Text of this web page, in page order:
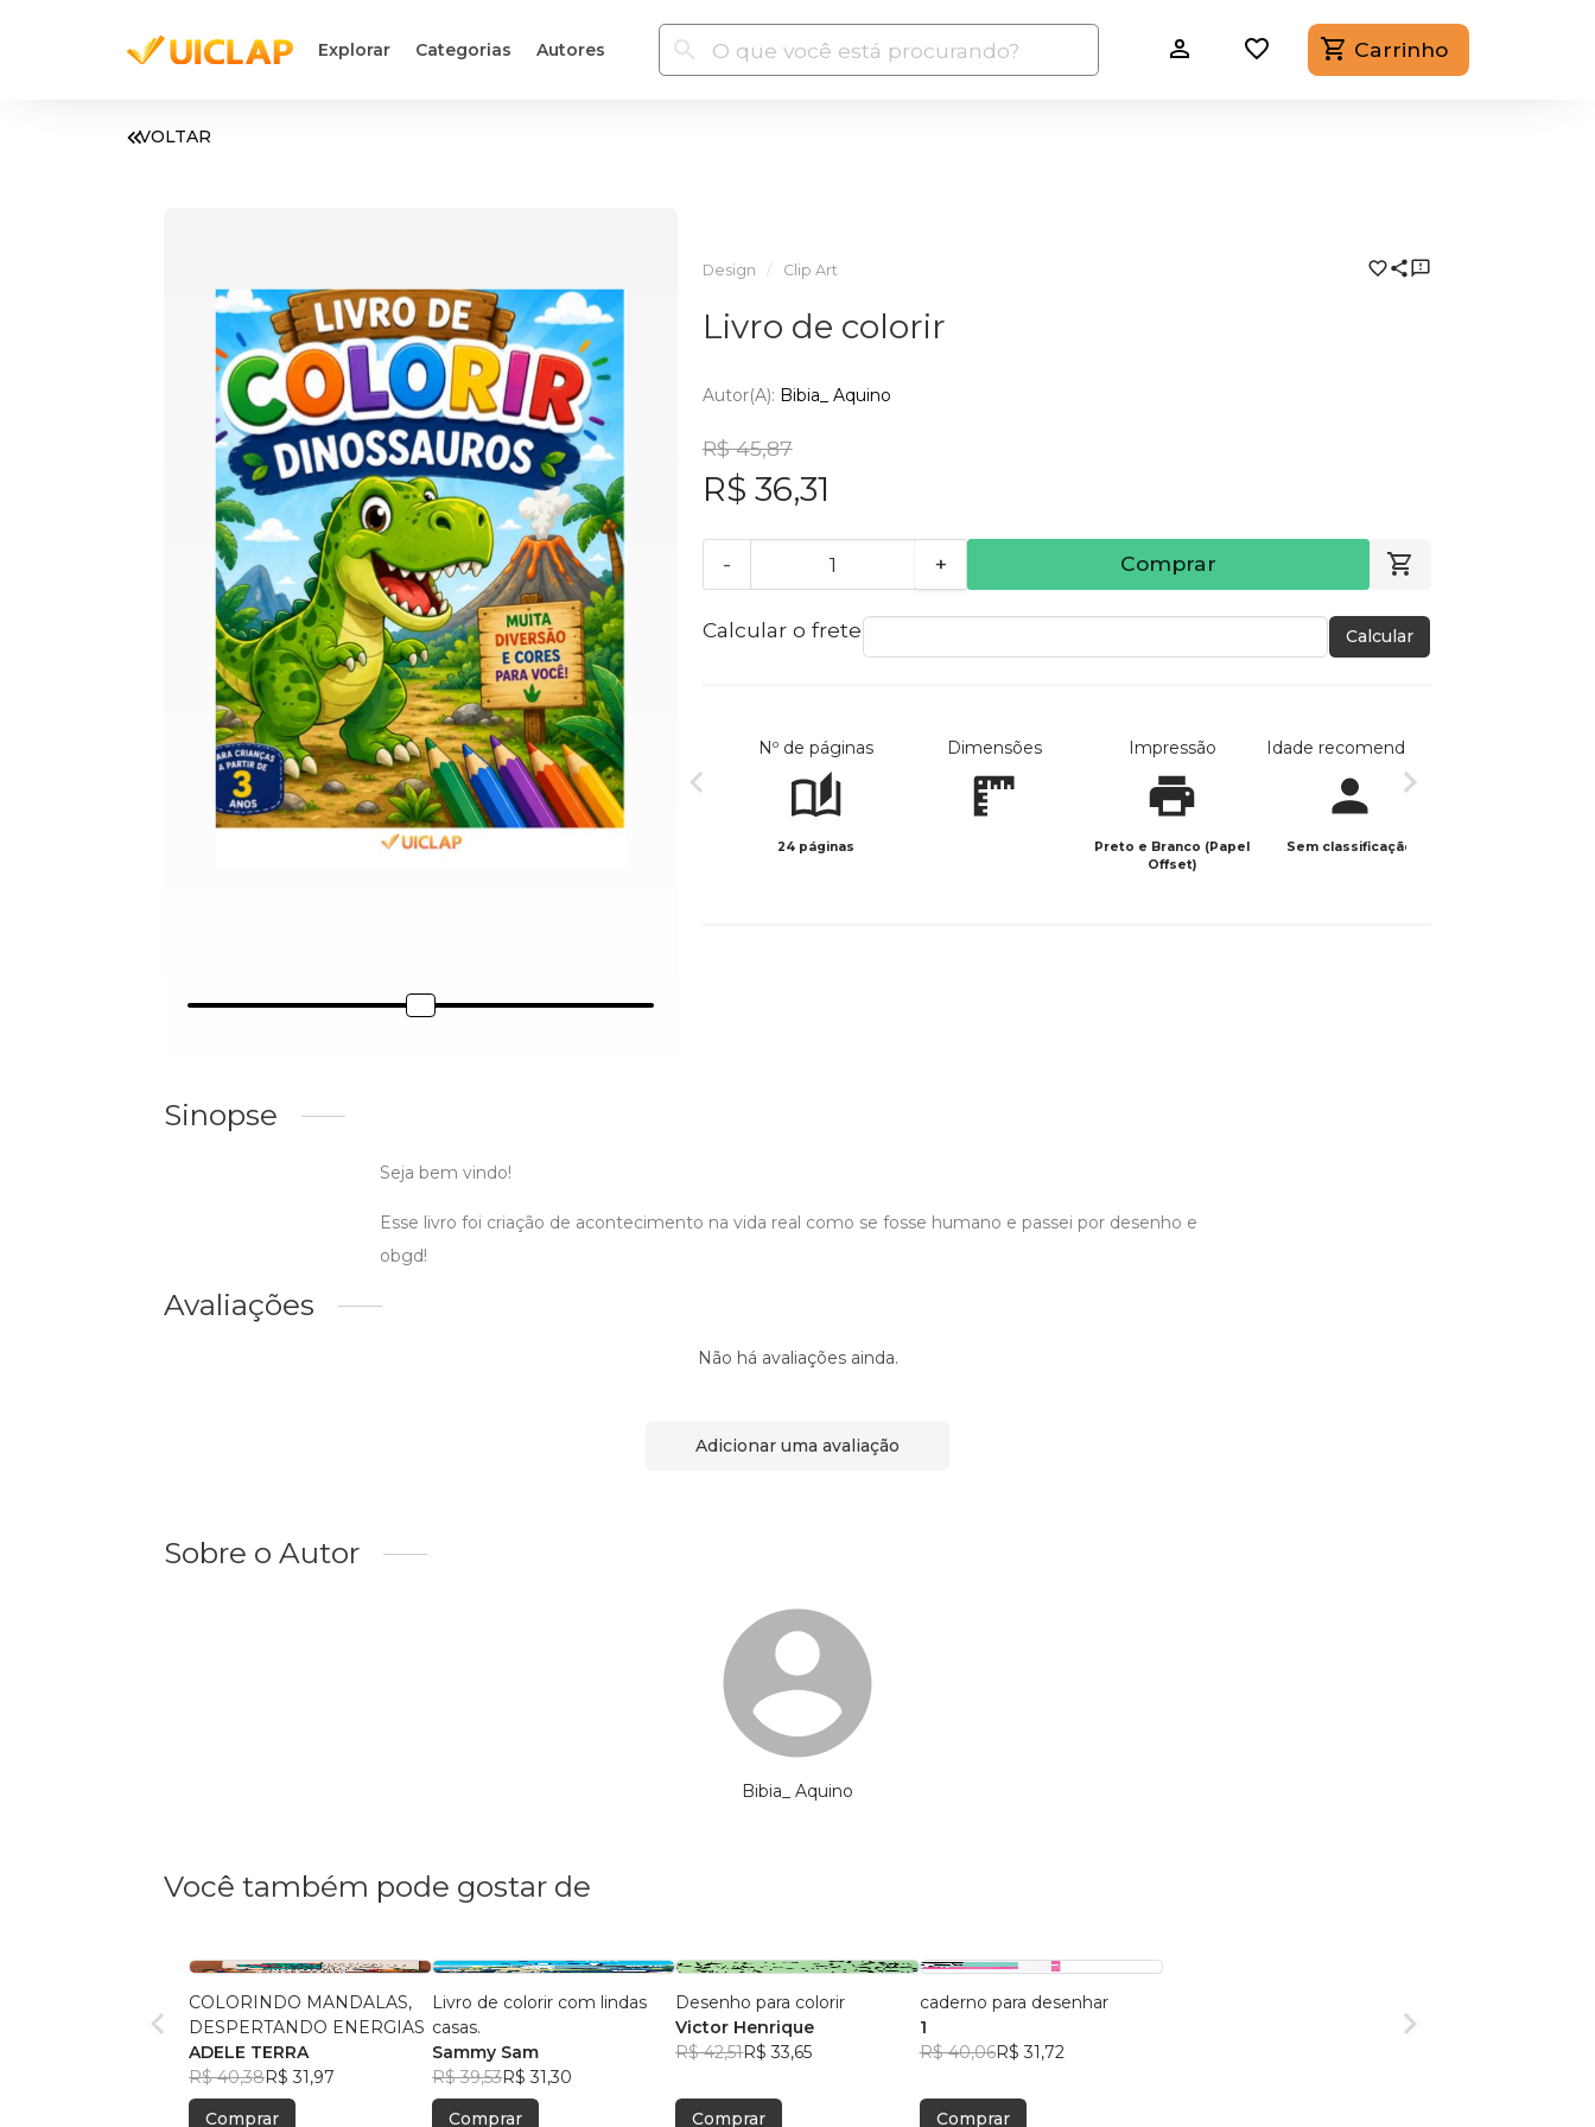
Explorar Categorias Autores Carrinho
VOLTAR
Design Clip Art
Livro de colorir
Autor(a): Bibia_ Aquino
R$ 45,87
R$ 36,31
- + Comprar
Calcular o frete Calcular
Nº de páginas
24 páginas
Dimensões Impressão
Preto e Branco (Papel
Offset)
Idade recomendada
Sem classificação
Sinopse
Seja bem vindo!
Esse livro foi criação de acontecimento na vida real como se fosse humano e passei por desenho e
obgd!
Avaliações
Não há avaliações ainda.
Adicionar uma avaliação
Sobre o Autor
Bibia_ Aquino
Você também pode gostar de
COLORINDO MANDALAS,
DESPERTANDO ENERGIAS
ADELE TERRA
R$ 40,38R$ 31,97
Comprar
Livro de colorir com lindas
casas.
Sammy Sam
R$ 39,53R$ 31,30
Comprar
Desenho para colorir
Victor Henrique
R$ 42,51R$ 33,65
Comprar
caderno para desenhar
1
R$ 40,06R$ 31,72
Comprar